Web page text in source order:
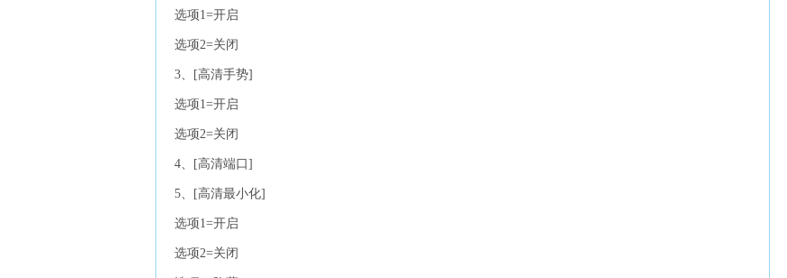
选项1=开启
选项2=关闭
3、[高清手势]
选项1=开启
选项2=关闭
4、[高清端口]
5、[高清最小化]
选项1=开启
选项2=关闭